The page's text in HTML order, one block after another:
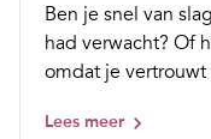
Ben je snel van
had verwacht? Of
omdat je vertrouwt
Lees meer